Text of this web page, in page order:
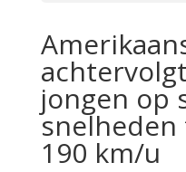
jongen op
190 km/u